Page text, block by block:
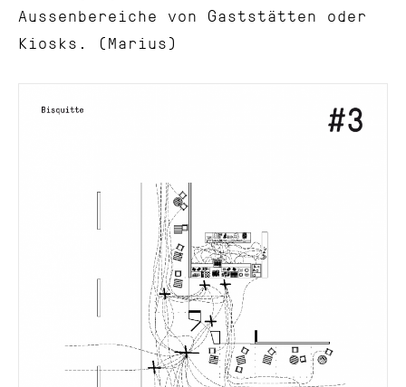
Aussenbereiche von Gaststätten oder
Kiosks. (Marius)